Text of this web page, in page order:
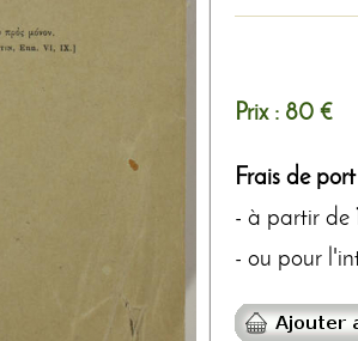
Prix : 80 €
Frais de
- à partir de
- ou pour